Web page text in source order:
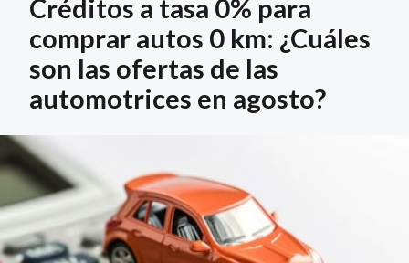
Créditos a tasa 0% para
comprar autos 0 km: ¿Cuáles
son las ofertas de las
automotrices en agosto?